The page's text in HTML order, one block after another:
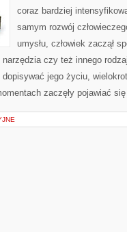
coraz bardziej
samym rozwój
umysłu, człowiek zaczął
czy też innego
dopisywać jego życiu,
zaczęły pojawiać